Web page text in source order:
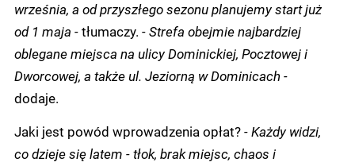
września, a od przyszłego sezonu planujemy start już
od 1 maja -tłumaczy. - Strefa obejmie najbardziej
oblegane miejsca na ulicy Dominickiej, Pocztowej i
Dworcowej, a także ul. Jeziorną w Dominicach -
dodaje.
Jaki jest powód wprowadzenia opłat?- Każdy widzi,
co dzieje się latem - tłok, brak miejsc, chaos i